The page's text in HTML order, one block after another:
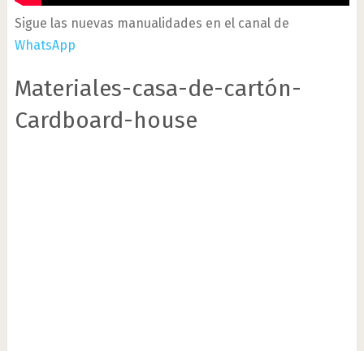
Sigue las nuevas manualidades en el canal de
WhatsApp
Materiales-casa-de-cartón-
Cardboard-house